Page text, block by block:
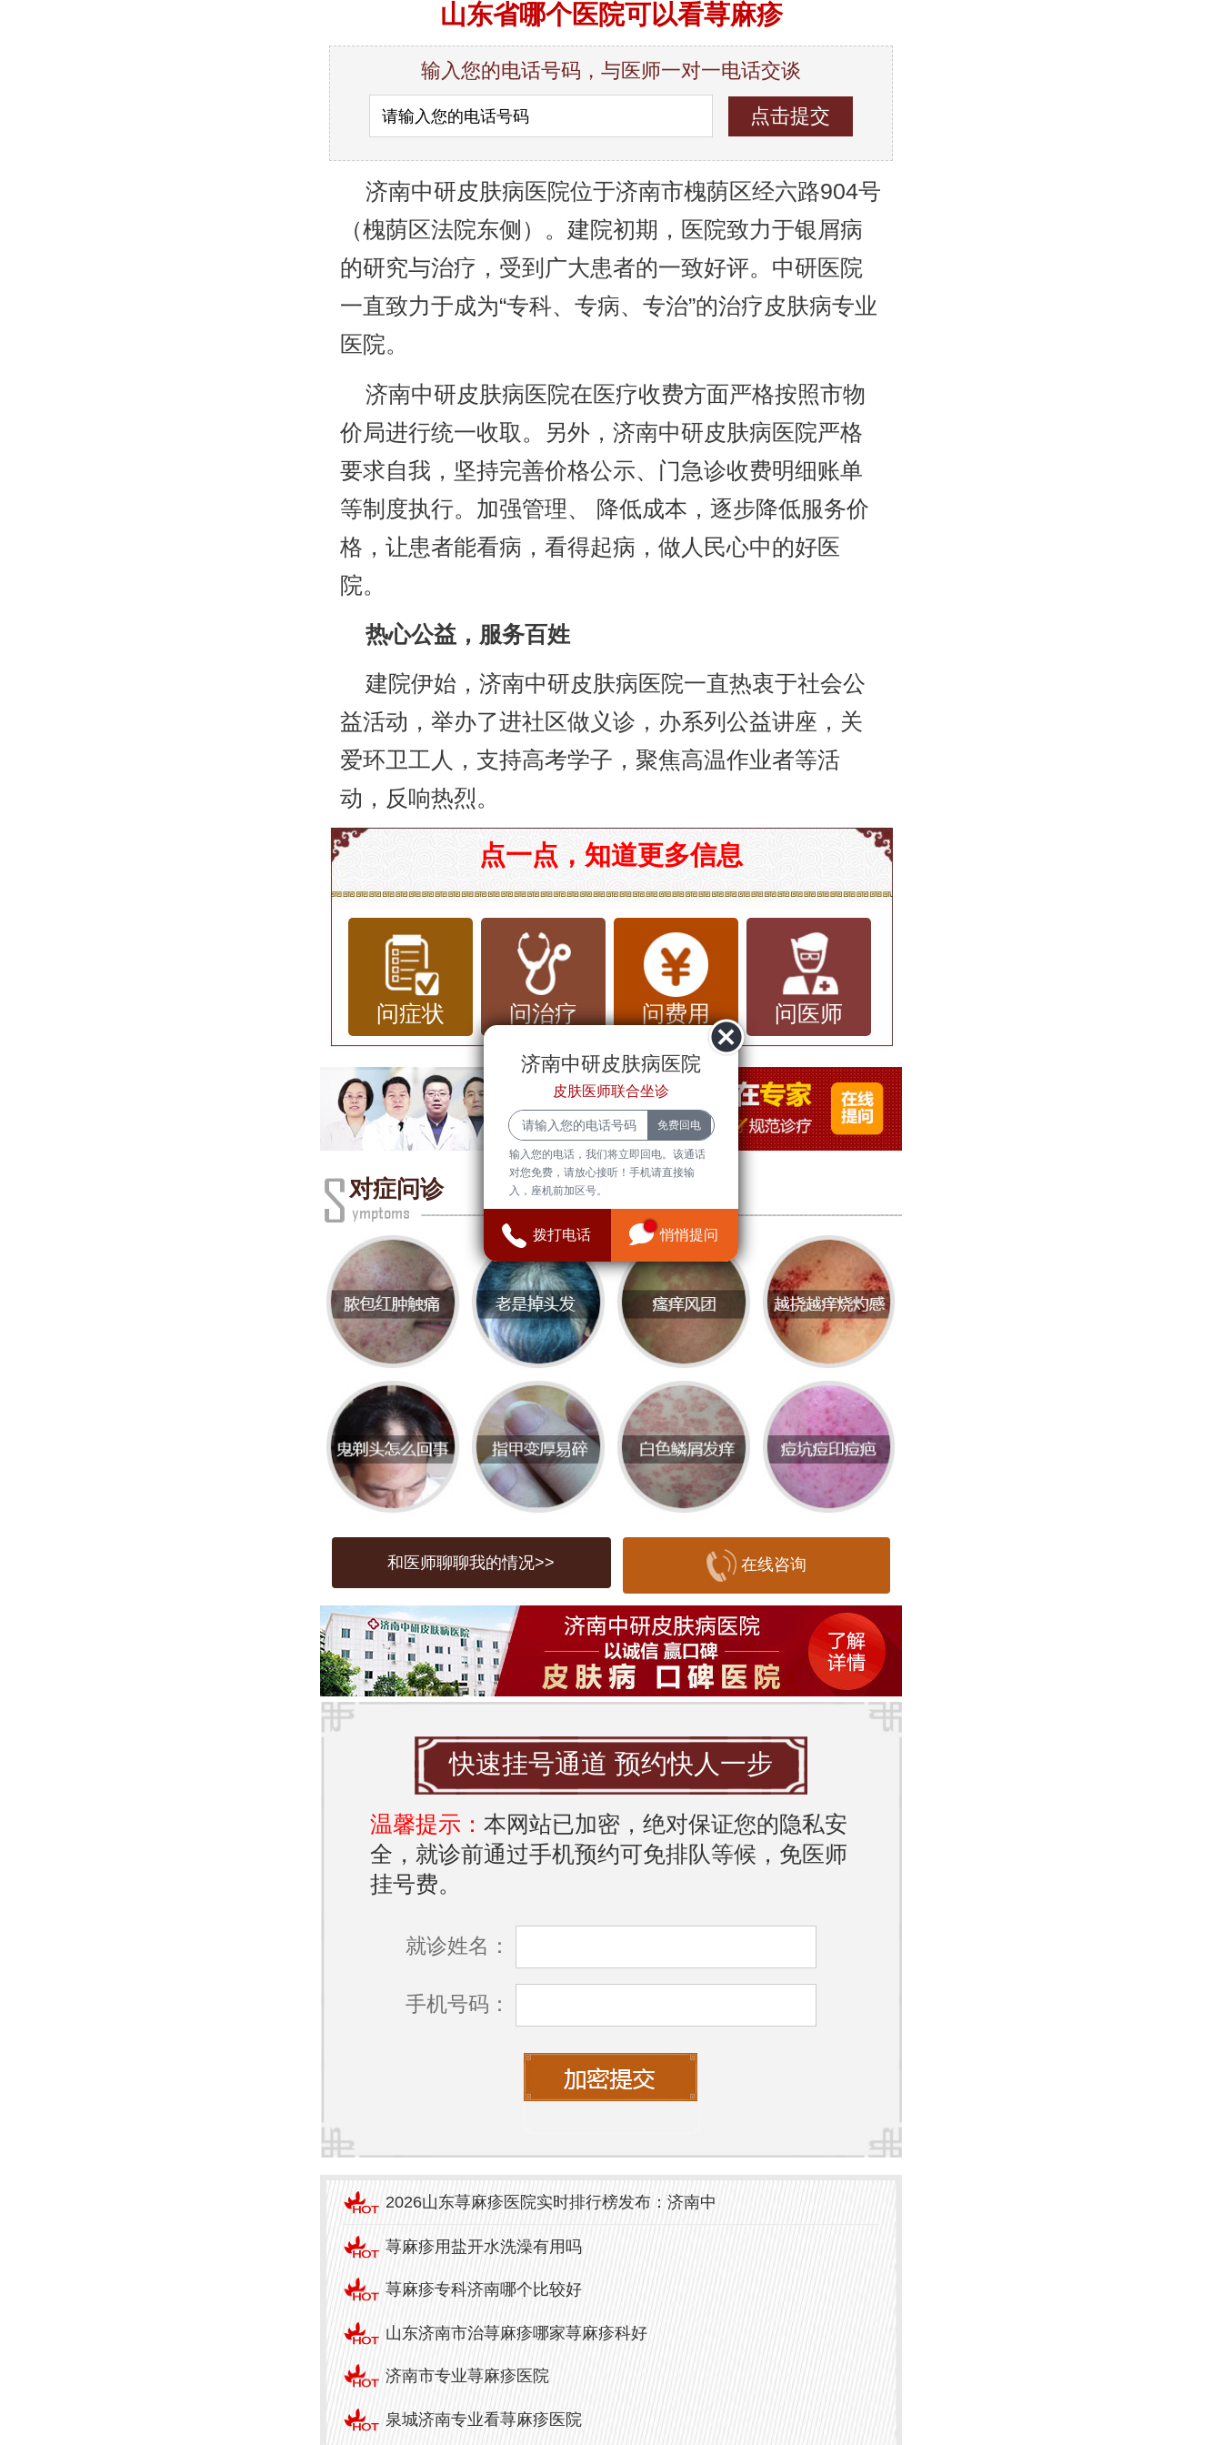
山东省哪个医院可以看荨麻疹
输入您的电话号码，与医师一对一电话交谈
济南中研皮肤病医院位于济南市槐荫区经六路904号
（槐荫区法院东侧）。建院初期，医院致力于银屑病
的研究与治疗，受到广大患者的一致好评。中研医院
一直致力于成为“专科、专病、专治”的治疗皮肤病专业
医院。
济南中研皮肤病医院在医疗收费方面严格按照市物
价局进行统一收取。另外，济南中研皮肤病医院严格
要求自我，坚持完善价格公示、门急诊收费明细账单
等制度执行。加强管理、 降低成本，逐步降低服务价
格，让患者能看病，看得起病，做人民心中的好医
院。
热心公益，服务百姓
建院伊始，济南中研皮肤病医院一直热衷于社会公
益活动，举办了进社区做义诊，办系列公益讲座，关
爱环卫工人，支持高考学子，聚焦高温作业者等活
动，反响热烈。
荨麻疹基本常识
荨麻疹，又称为风疹块，是一种常见的皮肤病，主要
表现为皮肤上出现红色或苍白的风团，伴有瘙痒感。
荨麻疹的发作可由多种原因引起，包括过敏反应、药
物、食物、感染、压力等。其症状可能在几小时内消
失，也可能持续几天，对于患者的生活质量造成一定
影响。
医院品质与选择
在济南市，有多家医院可以治疗荨麻疹，但选择一家
具备良好口碑和专业技术的医院尤为重要。医院的品
质不仅包括医生的专业水平，还涉及到医疗设备、护
理服务、环境卫生等多方面。对于皮肤病患者来说，
选择医院时还需关注医院是否具备皮肤专科的系统治
疗方案。
环境对皮肤的影响
皮肤是我们身体的第一道防线，受环境因素的影响非
常大。生活在污染严重的环境中，或者接触到某些化
学物质，都可能引发或加重荨麻疹的症状。此外，季
节变化、气候干燥、紫外线照射等，都可能对皮肤健
康造成影响。因此，选择一家环境优雅、清洁卫生的
医院也对患者的康复过程起到积极作用。
济南中研皮肤病医院
在众多治疗皮肤病的医院中，济南中研皮肤病医院
的一致好评。该医院专注于皮肤疾病的研究和治疗，
尤其在荨麻疹的诊断与治疗方面，积累了丰富的经
医院设有专业的皮肤科团队，拥有多位经验丰富的皮
肤科医生，他们能够根据患者的具体情况制定个性化
能快速准确地进行皮肤疾病的检查，还能为患者提供
患者在选择医院进行荨麻疹的治疗时，需综合考虑医
院的专业程度、环境质量及治疗效果等多方面因素。
济南中研皮肤病医院凭借其高品质的医疗服务、优秀
的专业团队以及舒适的就医环境，成为了众多荨麻疹
患者的首选。建议患者在发现荨麻疹症状时，及时前
往专业医院就诊，以便获得准确的诊断与有效的治
点一点，知道更多信息
问症状 问治疗 问费用 问医师
对症问诊
和医师聊聊我的情况>> 在线咨询
快速挂号通道 预约快人一步
温馨提示：本网站已加密，绝对保证您的隐私安
全，就诊前通过手机预约可免排队等候，免医师
挂号费。
就诊姓名：
手机号码：
2026山东荨麻疹医院实时排行榜发布：济南中
荨麻疹用盐开水洗澡有用吗
荨麻疹专科济南哪个比较好
山东济南市治荨麻疹哪家荨麻疹科好
济南市专业荨麻疹医院
泉城济南专业看荨麻疹医院
济南中研皮肤病医院
皮肤医师联合坐诊
输入您的电话，我们将立即回电。该通话
对您免费，请放心接听！手机请直接输
入，座机前加区号。
拨打电话 悄悄提问